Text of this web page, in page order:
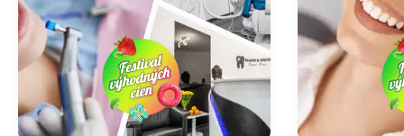
Klinika prijíma nových pacientov aj urgentné
prípady bez čakania – stačí zavolať24/7a
dohodnúť si termín. Dental Pohotovosť kombinuje
preventívnu, estetickú aj urgentnú starostlivosť pod
jednou strechou, takže všetko, čo vaše zuby
potrebujú, riešite pohodlne na jednom mieste.